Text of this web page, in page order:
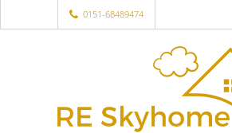
0151-68489474